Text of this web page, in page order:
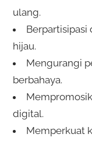
ulang.
hijau.
Mengurangi
berbahaya.
digital.
Memperkuat